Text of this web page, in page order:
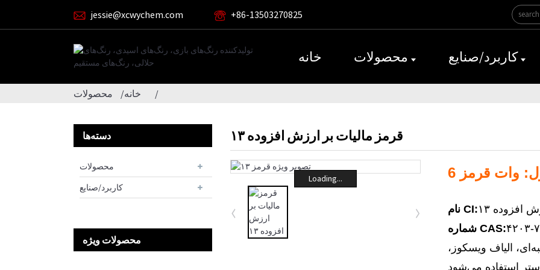
jessie@xcwychem.com ‎+86-13503270825‎
خانه محصولات کاربرد/صنایع
خانه محصولات
دسته‌ها
محصولات
کاربرد/صنایع
محصولات ویژه
قرمز مالیات بر ارزش افزوده ۱۳
Loading...
نام CI:
افزوده ۱۳
شماره CAS:۷۷-۴
الیاف ویسکوز،